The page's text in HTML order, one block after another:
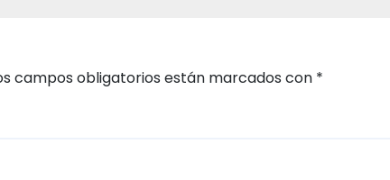
campos obligatorios están marcados con *